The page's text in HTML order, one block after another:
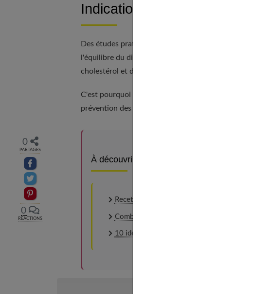
0
PARTAGES
Partager sur facebook
Partager sur Twitter
Epingler sur Pinterest
0
RÉACTIONS
Indications à explorer
Des études pratiquées par des équipes médicales
l'équilibre du diabète non-insulinodépendant avec
cholestérol et de triglycérides sanguins.
C'est pourquoi de nombreux médecins ont
prévention des maladies cardiovasculaires.
À découvrir aussi
Recette facile de cannelloni chèvre-épinards
Combien de calories dans une clémentine ?
10 idées et recettes de cocktails sans alcool